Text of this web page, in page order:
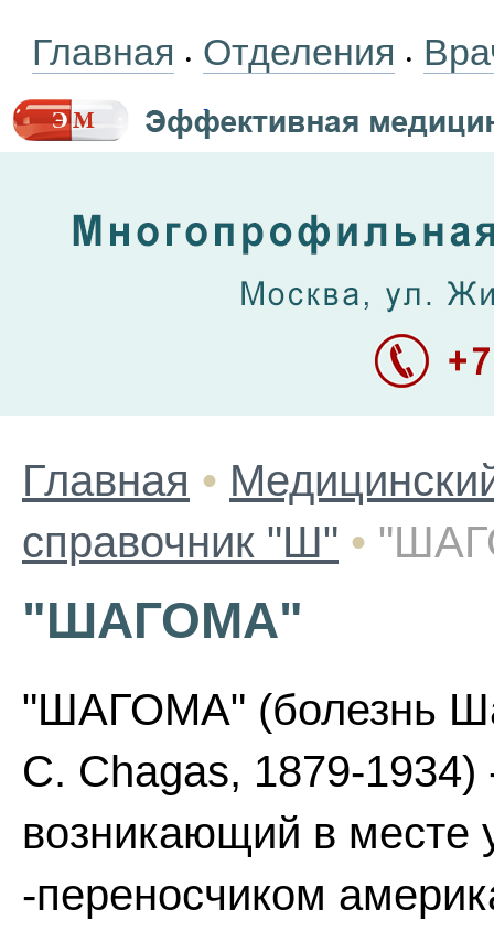
Главная • Отделения •
Главная •
справочник "Ш" •
"ШАГОМА"
"ШАГОМА" (болезнь
С. Chagas, 1879-1934)
возникающий в месте
-переносчиком